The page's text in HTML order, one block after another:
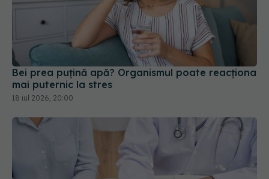
Bei prea puțină apă? Organismul poate reacționa
mai puternic la stres
18 iul 2026, 20:00